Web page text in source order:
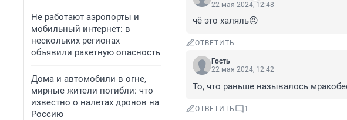
Не работают аэропорты и
мобильный интернет: в
нескольких регионах
объявили ракетную опасность
Дома и автомобили в огне,
мирные жители погибли: что
известно о налетах дронов на
Россию
22 мая 2024, 12:48
чё это халяль😠
ОТВЕТИТЬ
Гость
22 мая 2024, 12:42
То, что раньше называлось
ОТВЕТИТЬ 1